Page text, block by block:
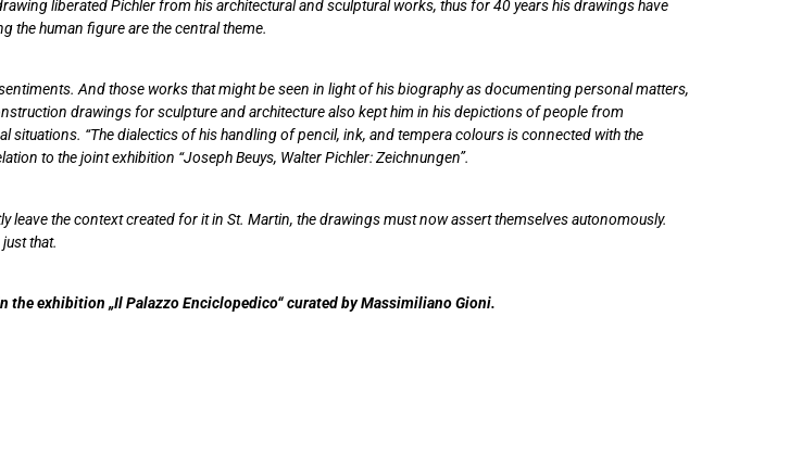
liberated Pichler from his architectural and sculptural works, thus for 40 years his drawings have
the human figure are the central theme.
And those works that might be seen in light of his biography as documenting personal matters,
drawings for sculpture and architecture also kept him in his depictions of people from
“The dialectics of his handling of pencil, ink, and tempera colours is connected with the
to the joint exhibition “Joseph Beuys, Walter Pichler: Zeichnungen”.
leave the context created for it in St. Martin, the drawings must now assert themselves autonomously.
that.
the exhibition „Il Palazzo Enciclopedico“ curated by Massimiliano Gioni.